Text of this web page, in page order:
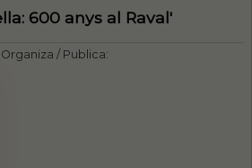
600 anys al Raval'
Organiza / Publica: